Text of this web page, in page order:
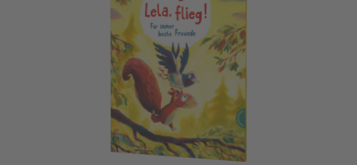
Pino und Lela: Flieg, Lela, flieg!